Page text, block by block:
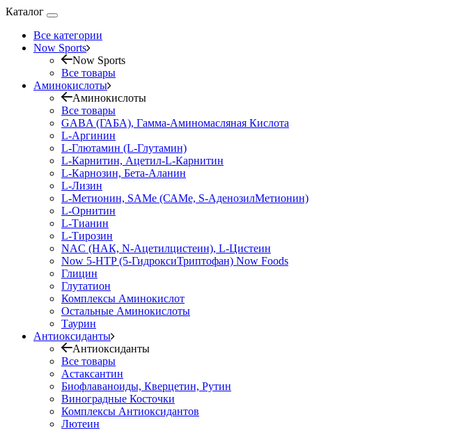
Каталог
Все категории
Now Sports
Now Sports
Все товары
Аминокислоты
Аминокислоты
Все товары
GABA (ГАБА), Гамма-Аминомасляная Кислота
L-Аргинин
L-Глютамин (L-Глутамин)
L-Карнитин, Ацетил-L-Карнитин
L-Карнозин, Бета-Аланин
L-Лизин
L-Метионин, SAMe (САМе, S-АденозилМетионин)
L-Орнитин
L-Тианин
L-Тирозин
NAC (НАК, N-Ацетилцистеин), L-Цистеин
Now 5-HTP (5-ГидроксиТриптофан) Now Foods
Глицин
Глутатион
Комплексы Аминокислот
Остальные Аминокислоты
Таурин
Антиоксиданты
Антиоксиданты
Все товары
Астаксантин
Биофлаваноиды, Кверцетин, Рутин
Виноградные Косточки
Комплексы Антиоксидантов
Лютеин